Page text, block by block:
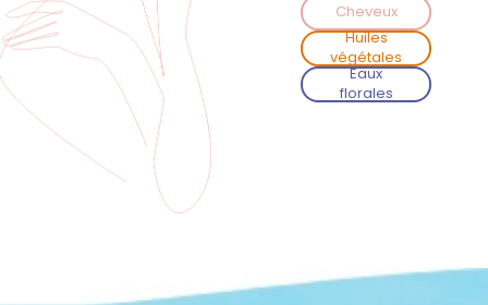
Cheveux
Huiles
végétales
Eaux
florales